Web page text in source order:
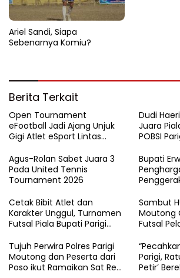
Ariel Sandi, Siapa
Sebenarnya Komiu?
Berita Terkait
Open Tournament
eFootball Jadi Ajang Unjuk
Gigi Atlet eSport Lintas
Dudi
Juara
POBSI
Agus-Rolan Sabet Juara 3
Pada United Tennis
Tournament 2026
Bupati
Pelajar
Cetak Bibit Atlet dan
Karakter Unggul, Turnamen
Futsal Piala Bupati Parigi
Ditutup
Sambut
Moutong
Futsal
Juta
Tujuh Perwira Polres Parigi
Moutong dan Peserta dari
Poso ikut Ramaikan Sat Res
Parigi,
Petir’